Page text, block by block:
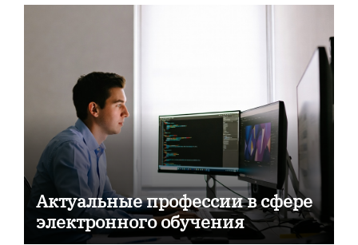
Актуальные профессии в сфере
электронного обучения